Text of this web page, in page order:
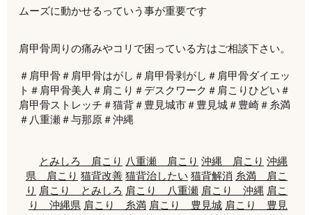
ムーズに動かせるっていう事が重要です
肩甲骨周りの痛みやコリで困っている方はご相談下さい。
＃肩甲骨＃肩甲骨はがし＃肩甲骨剥がし＃肩甲骨ダイエッ
ト＃肩甲骨美人＃肩こり＃デスクワーク＃肩こりひどい＃
肩甲骨ストレッチ＃猫背＃豊見城市＃豊見城＃豊崎＃糸満
＃八重瀬＃与那原＃沖縄
とみしろ 肩こり 八重瀬 肩こり 沖縄 肩こり 沖縄
県 肩こり 猫背改善 猫背治したい 猫背解消 糸満 肩こ
り 肩こり とみしろ 肩こり 八重瀬 肩こり 沖縄 肩こ
り 沖縄県 肩こり 糸満 肩こり 豊見城 肩こり 豊見